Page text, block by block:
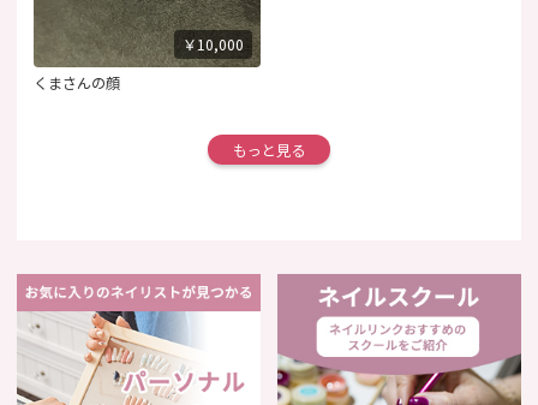
￥10,000
くまさんの顔
もっと見る